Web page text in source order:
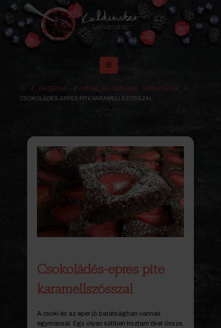
RECEPTEK HÍREK RECEPTJEIM
DESSZERTEK
CSOKOLÁDÉS-EPRES PITE KARAMELLSZÓSSZAL
Csokoládés-epres pite
karamellszósszal
A csoki és az eper jó barátságban vannak
egymással. Egy olyan sütiben hoztam őket össze,